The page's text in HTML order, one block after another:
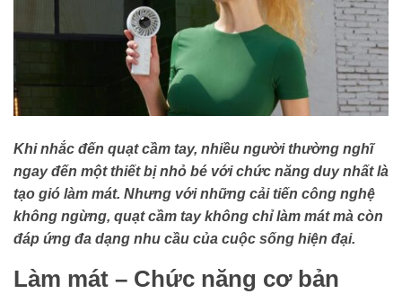
Khi nhắc đến quạt cầm tay, nhiều người thường nghĩ
ngay đến một thiết bị nhỏ bé với chức năng duy nhất là
tạo gió làm mát. Nhưng với những cải tiến công nghệ
không ngừng, quạt cầm tay không chỉ làm mát mà còn
đáp ứng đa dạng nhu cầu của cuộc sống hiện đại.
Làm mát – Chức năng cơ bản